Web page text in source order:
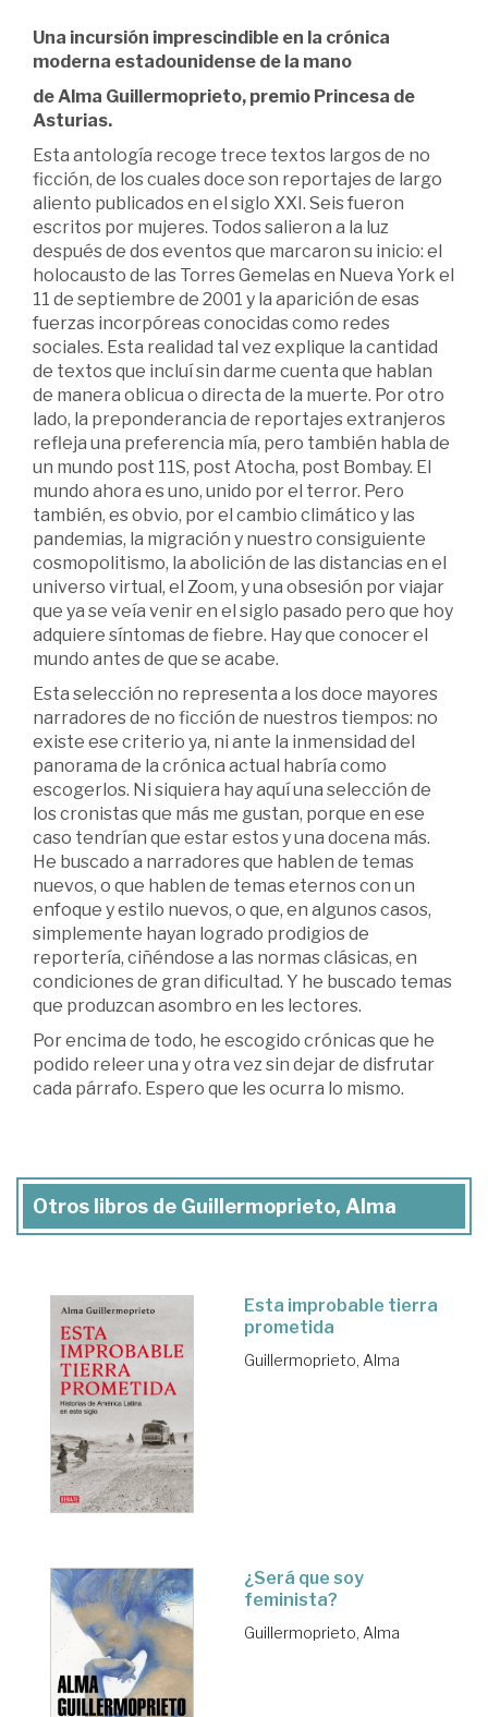
Una incursión imprescindible en la crónica
moderna estadounidense de la mano
de Alma Guillermoprieto, premio Princesa de
Asturias.
Esta antología recoge trece textos largos de no
ficción, de los cuales doce son reportajes de largo
aliento publicados en el siglo XXI. Seis fueron
escritos por mujeres. Todos salieron a la luz
después de dos eventos que marcaron su inicio: el
holocausto de las Torres Gemelas en Nueva York el
11 de septiembre de 2001 y la aparición de esas
fuerzas incorpóreas conocidas como redes
sociales. Esta realidad tal vez explique la cantidad
de textos que incluí sin darme cuenta que hablan
de manera oblicua o directa de la muerte. Por otro
lado, la preponderancia de reportajes extranjeros
refleja una preferencia mía, pero también habla de
un mundo post 11S, post Atocha, post Bombay. El
mundo ahora es uno, unido por el terror. Pero
también, es obvio, por el cambio climático y las
pandemias, la migración y nuestro consiguiente
cosmopolitismo, la abolición de las distancias en el
universo virtual, el Zoom, y una obsesión por viajar
que ya se veía venir en el siglo pasado pero que hoy
adquiere síntomas de fiebre. Hay que conocer el
mundo antes de que se acabe.
Esta selección no representa a los doce mayores
narradores de no ficción de nuestros tiempos: no
existe ese criterio ya, ni ante la inmensidad del
panorama de la crónica actual habría como
escogerlos. Ni siquiera hay aquí una selección de
los cronistas que más me gustan, porque en ese
caso tendrían que estar estos y una docena más.
He buscado a narradores que hablen de temas
nuevos, o que hablen de temas eternos con un
enfoque y estilo nuevos, o que, en algunos casos,
simplemente hayan logrado prodigios de
reportería, ciñéndose a las normas clásicas, en
condiciones de gran dificultad. Y he buscado temas
que produzcan asombro en les lectores.
Por encima de todo, he escogido crónicas que he
podido releer una y otra vez sin dejar de disfrutar
cada párrafo. Espero que les ocurra lo mismo.
Otros libros de Guillermoprieto, Alma
Esta improbable tierra
prometida
Guillermoprieto, Alma
¿Será que soy
feminista?
Guillermoprieto, Alma